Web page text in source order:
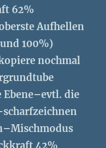
62%
Aufhellen
100%)
nochmal
Ebene–evtl. die
42%